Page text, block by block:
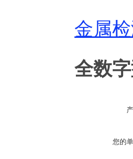
金属
全数
您的